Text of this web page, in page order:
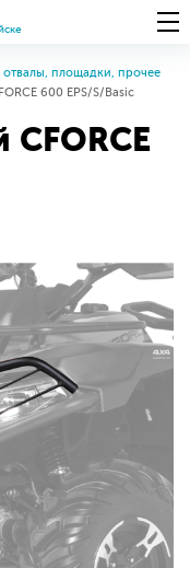
площадки, прочее
600 EPS/S/Basic